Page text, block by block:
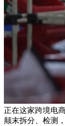
正在这家跨境电
颠末拆分、检测